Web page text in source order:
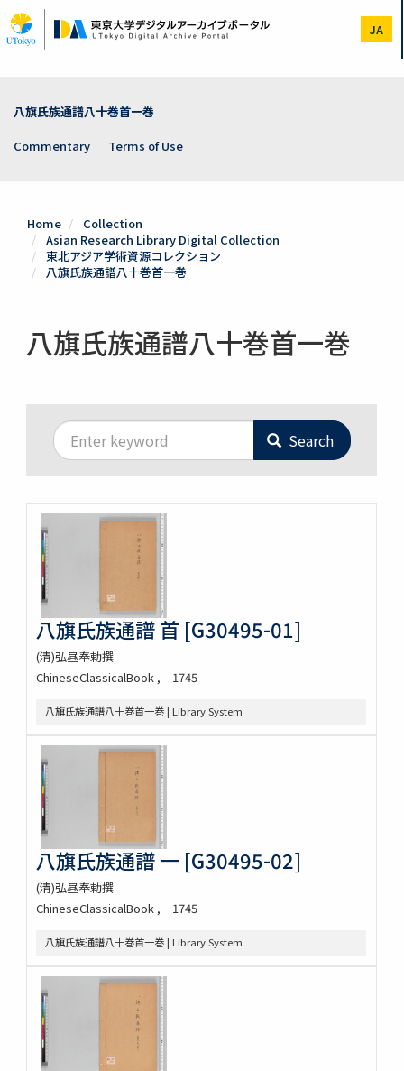
to
main
JA
八旗氏族通譜八十巻首一巻
Commentary
Terms of Use
Home
Collection
Asian Research Library Digital Collection
東北アジア学術資源コレクション
八旗氏族通譜八十巻首一巻
八旗氏族通譜八十巻首一巻
Search
八旗氏族通譜 首 [G30495-01]
(清)弘昼奉勅撰
ChineseClassicalBook
1745
八旗氏族通譜八十巻首一巻 | Library System
八旗氏族通譜 一 [G30495-02]
(清)弘昼奉勅撰
ChineseClassicalBook
1745
八旗氏族通譜八十巻首一巻 | Library System